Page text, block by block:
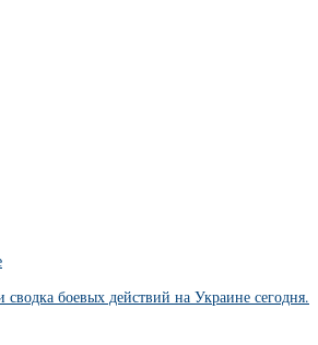
сводка боевых действий на Украине сегодня.